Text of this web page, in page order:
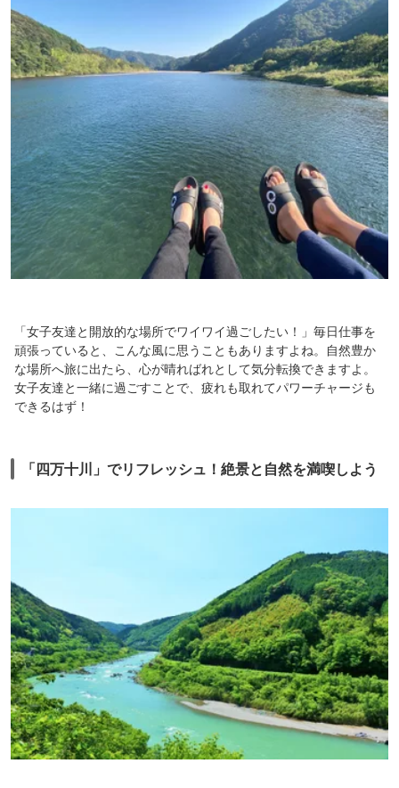
「女子友達と開放的な場所でワイワイ過ごしたい！」毎日仕事を
頑張っていると、こんな風に思うこともありますよね。自然豊か
な場所へ旅に出たら、心が晴ればれとして気分転換できますよ。
女子友達と一緒に過ごすことで、疲れも取れてパワーチャージも
できるはず！
「四万十川」でリフレッシュ！絶景と自然を満喫しよう